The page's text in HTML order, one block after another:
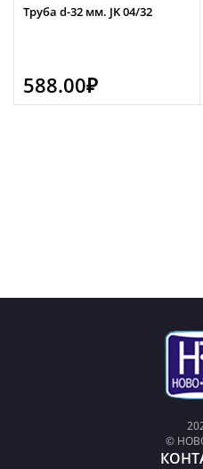
Труба d-32 мм. JK 04/32
588.00₽
©